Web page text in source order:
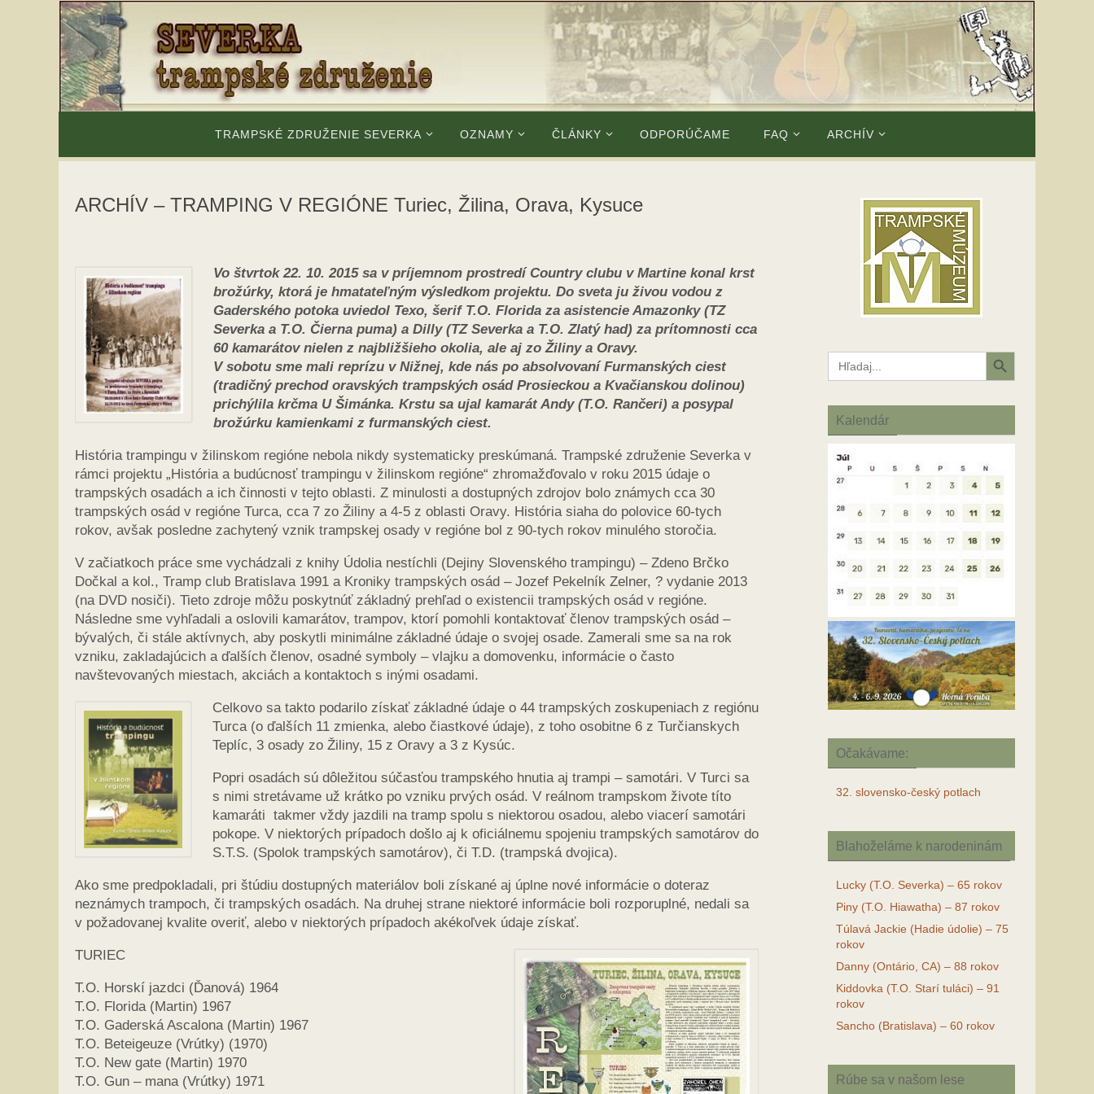
TRAMPSKÉ ZDRUŽENIE SEVERKA OZNAMY ČLÁNKY ODPORÚČAME FAQ ARCHÍV
ARCHÍV – TRAMPING V REGIÓNE Turiec, Žilina, Orava, Kysuce
Vo štvrtok 22. 10. 2015 sa v príjemnom prostredí Country clubu v Martine konal krst
brožúrky, ktorá je hmatateľným výsledkom projektu. Do sveta ju živou vodou z
Gaderského potoka uviedol Texo, šerif T.O. Florida za asistencie Amazonky (TZ
Severka a T.O. Čierna puma) a Dilly (TZ Severka a T.O. Zlatý had) za prítomnosti cca
60 kamarátov nielen z najbližšieho okolia, ale aj zo Žiliny a Oravy.
V sobotu sme mali reprízu v Nižnej, kde nás po absolvovaní Furmanských ciest
(tradičný prechod oravských trampských osád Prosieckou a Kvačianskou dolinou)
prichýlila krčma U Šimánka. Krstu sa ujal kamarát Andy (T.O. Rančeri) a posypal
brožúrku kamienkami z furmanských ciest.
História trampingu v žilinskom regióne nebola nikdy systematicky preskúmaná. Trampské združenie Severka v
rámci projektu „História a budúcnosť trampingu v žilinskom regióne“ zhromažďovalo v roku 2015 údaje o
trampských osadách a ich činnosti v tejto oblasti. Z minulosti a dostupných zdrojov bolo známych cca 30
trampských osád v regióne Turca, cca 7 zo Žiliny a 4-5 z oblasti Oravy. História siaha do polovice 60-tych
rokov, avšak posledne zachytený vznik trampskej osady v regióne bol z 90-tych rokov minulého storočia.
V začiatkoch práce sme vychádzali z knihy Údolia nestíchli (Dejiny Slovenského trampingu) – Zdeno Brčko
Dočkal a kol., Tramp club Bratislava 1991 a Kroniky trampských osád – Jozef Pekelník Zelner, ? vydanie 2013
(na DVD nosiči). Tieto zdroje môžu poskytnúť základný prehľad o existencii trampských osád v regióne.
Následne sme vyhľadali a oslovili kamarátov, trampov, ktorí pomohli kontaktovať členov trampských osád –
bývalých, či stále aktívnych, aby poskytli minimálne základné údaje o svojej osade. Zamerali sme sa na rok
vzniku, zakladajúcich a ďalších členov, osadné symboly – vlajku a domovenku, informácie o často
navštevovaných miestach, akciách a kontaktoch s inými osadami.
Celkovo sa takto podarilo získať základné údaje o 44 trampských zoskupeniach z regiónu
Turca (o ďalších 11 zmienka, alebo čiastkové údaje), z toho osobitne 6 z Turčianskych
Teplíc, 3 osady zo Žiliny, 15 z Oravy a 3 z Kysúc.
Popri osadách sú dôležitou súčasťou trampského hnutia aj trampi – samotári. V Turci sa
s nimi stretávame už krátko po vzniku prvých osád. V reálnom trampskom živote títo
kamaráti takmer vždy jazdili na tramp spolu s niektorou osadou, alebo viacerí samotári
pokope. V niektorých prípadoch došlo aj k oficiálnemu spojeniu trampských samotárov do
S.T.S. (Spolok trampských samotárov), či T.D. (trampská dvojica).
Ako sme predpokladali, pri štúdiu dostupných materiálov boli získané aj úplne nové informácie o doteraz
neznámych trampoch, či trampských osadách. Na druhej strane niektoré informácie boli rozporuplné, nedali sa
v požadovanej kvalite overiť, alebo v niektorých prípadoch akékoľvek údaje získať.
TURIEC
T.O. Horskí jazdci (Ďanová) 1964
T.O. Florida (Martin) 1967
T.O. Gaderská Ascalona (Martin) 1967
T.O. Beteigeuze (Vrútky) (1970)
T.O. New gate (Martin) 1970
T.O. Gun – mana (Vrútky) 1971
Search
for:
Search Button
Kalendár
Očakávame:
32. slovensko-český potlach
Blahoželáme k narodeninám
Lucky (T.O. Severka) – 65 rokov
Piny (T.O. Hiawatha) – 87 rokov
Túlavá Jackie (Hadie údolie) – 75
rokov
Danny (Ontário, CA) – 88 rokov
Kiddovka (T.O. Starí tuláci) – 91
rokov
Sancho (Bratislava) – 60 rokov
Rúbe sa v našom lese